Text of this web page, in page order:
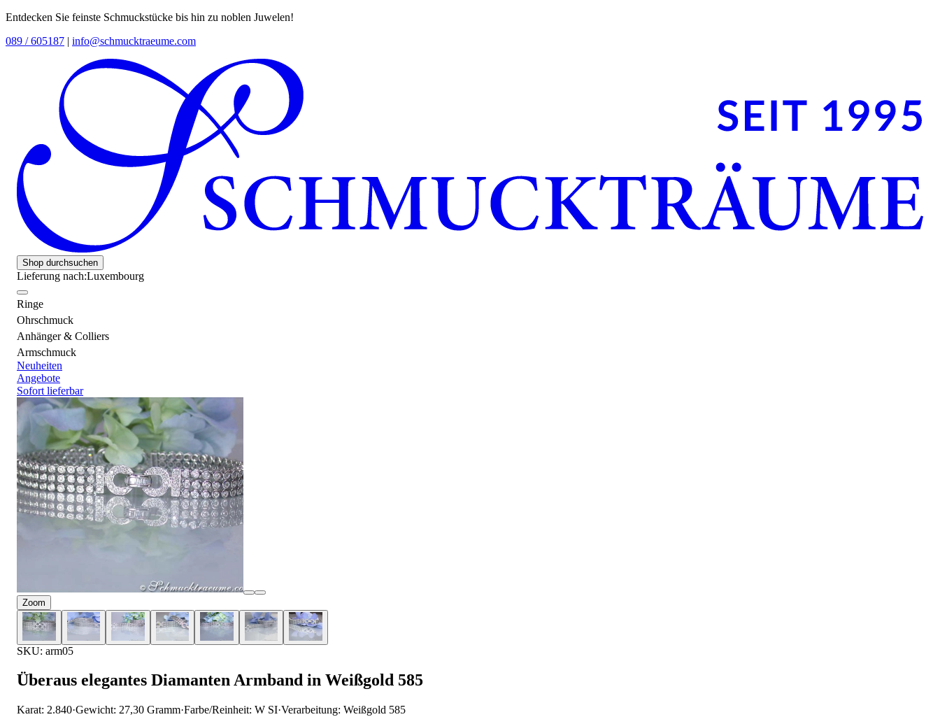
Entdecken Sie feinste Schmuckstücke bis hin zu noblen Juwelen!
089 / 605187 | info@schmucktraeume.com
Shop durchsuchen
Lieferung nach:Luxembourg
Ringe
Ohrschmuck
Anhänger & Colliers
Armschmuck
Neuheiten
Angebote
Sofort lieferbar
Zoom
SKU: arm05
Überaus elegantes Diamanten Armband in Weißgold 585
Karat: 2.840·Gewicht: 27,30 Gramm·Farbe/Reinheit: W SI·Verarbeitung: Weißgold 585